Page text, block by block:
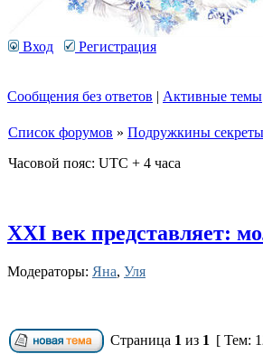
Вход Регистрация
Сообщения без ответов | Активные темы
Список форумов » Подружкины секреты
Часовой пояс: UTC + 4 часа
XXI век представляет:
Модераторы: Яна, Уля
Страница 1 из 1 [ Тем: